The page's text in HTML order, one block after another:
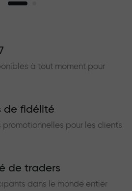
à tout moment pour
de fidélité
promotionnelles pour les clients
de traders
dans le monde entier